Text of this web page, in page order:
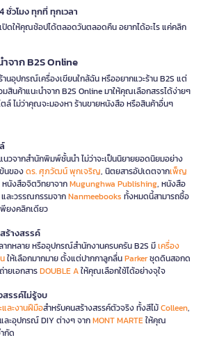
ชั่วโมง ทุกที่ ทุกเวลา
ปิดให้คุณช้อปได้ตลอดวันตลอดคืน อยากได้อะไร แค่คลิก
จาก B2S Online
นอุปกรณ์เครื่องเขียนใกล้ฉัน หรืออยากแวะร้าน B2S แต่
มสินค้าแนะนำจาก B2S Online มาให้คุณเลือกสรรได้ง่ายๆ
ล์ ไม่ว่าคุณจะมองหา ร้านขายหนังสือ หรือสินค้าอื่นๆ
นวจากสำนักพิมพ์ชั้นนำ ไม่ว่าจะเป็นนิยายยอดนิยมอย่าง
นของดร. ศุภวัฒน์ พุกเจริญ, นิตยสารอัปเดตจากเพ็ญ
หนังสือจิตวิทยาจากMugunghwa Publishing, หนังสือ
และวรรณกรรมจากNanmeebooks ทั้งหมดนี้สามารถซื้อ
ยงคลิกเดียว
ร้างสรรค์
กหลาย หรืออุปกรณ์สำนักงานครบครัน B2S มีเครื่อง
ให้เลือกมากมาย ตั้งแต่ปากกาลูกลื่นParkerชุดดินสอกด
ยเอกสารDOUBLE Aให้คุณเลือกใช้ได้อย่างจุใจ
รรค์ไม่รู้จบ
ละงานฝีมือสำหรับคนสร้างสรรค์ตัวจริง ทั้งสีไม้Colleen,
และอุปกรณ์ DIY ต่างๆ จากMONT MARTEให้คุณ
กัด